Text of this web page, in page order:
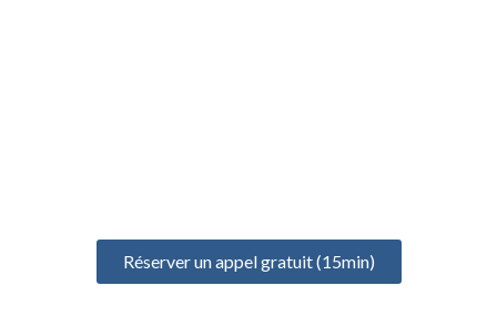
Réserver un appel gratuit (15min)